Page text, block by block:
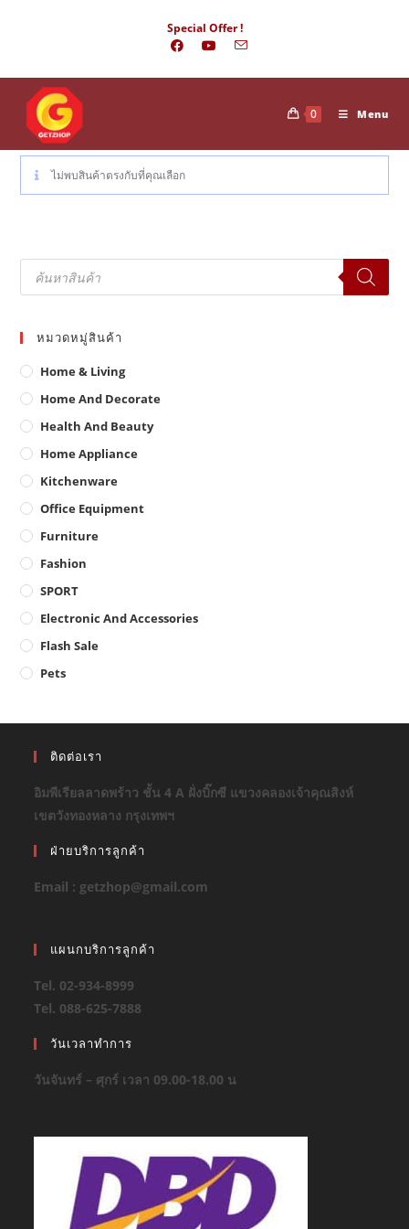
Special Offer !
0 Menu
ไม่พบสินค้าตรงกับที่คุณเลือก
Products
search
หมวดหมู่สินค้า
Home & Living
Home And Decorate
Health And Beauty
Home Appliance
Kitchenware
Office Equipment
Furniture
Fashion
SPORT
Electronic And Accessories
Flash Sale
Pets
ติดต่อเรา
อิมพีเรียลลาดพร้าว ชั้น 4 A ฝั่งบิ๊กซี แขวงคลองเจ้าคุณสิงห์
เขตวังทองหลาง กรุงเทพฯ
ฝ่ายบริการลูกค้า
Email : getzhop@gmail.com
แผนกบริการลูกค้า
Tel. 02-934-8999
Tel. 088-625-7888
วันเวลาทำการ
วันจันทร์ – ศุกร์ เวลา 09.00-18.00 น